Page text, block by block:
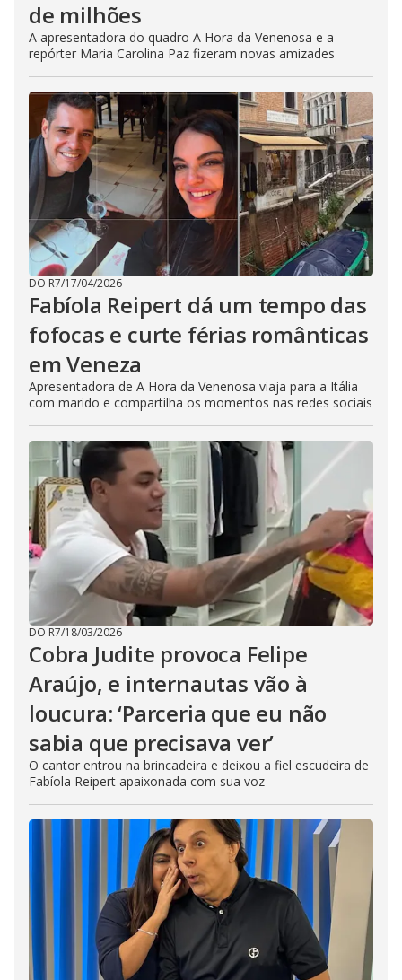
de milhões
A apresentadora do quadro A Hora da Venenosa e a
repórter Maria Carolina Paz fizeram novas amizades
DO R7/17/04/2026
Fabíola Reipert dá um tempo das
fofocas e curte férias românticas
em Veneza
Apresentadora de A Hora da Venenosa viaja para a Itália
com marido e compartilha os momentos nas redes sociais
DO R7/18/03/2026
Cobra Judite provoca Felipe
Araújo, e internautas vão à
loucura: ‘Parceria que eu não
sabia que precisava ver’
O cantor entrou na brincadeira e deixou a fiel escudeira de
Fabíola Reipert apaixonada com sua voz